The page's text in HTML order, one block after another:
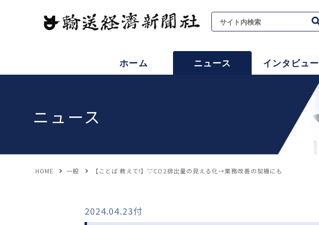
ホーム ニュース インタビュー
ニュース
HOME 一般 【ことば 教えて!】▽CO2排出量の見える化→業務改善の契機にも
2024.04.23付